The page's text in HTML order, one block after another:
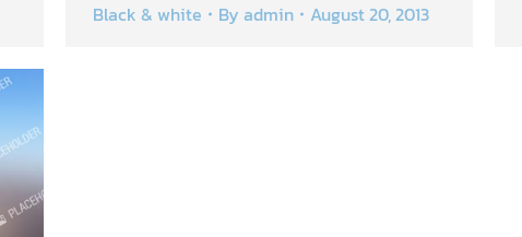
Black & white By admin August 20, 2013